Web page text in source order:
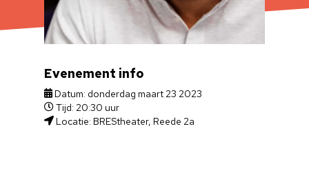
Evenement info
Datum: donderdag maart 23 2023
Tijd: 20:30 uur
Locatie: BREStheater, Reede 2a